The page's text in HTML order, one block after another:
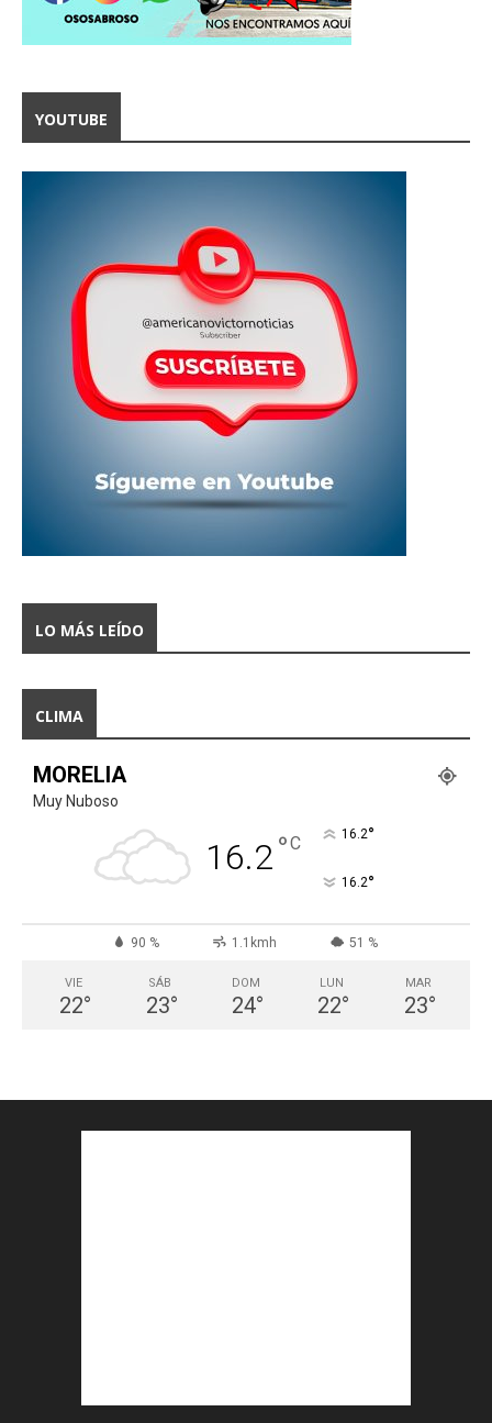
YOUTUBE
LO MÁS LEÍDO
CLIMA
MORELIA
Muy Nuboso
16.2°C 16.2°
16.2°
90 % 1.1kmh 51 %
VIE
22°
SÁB
23°
DOM
24°
LUN
22°
MAR
23°